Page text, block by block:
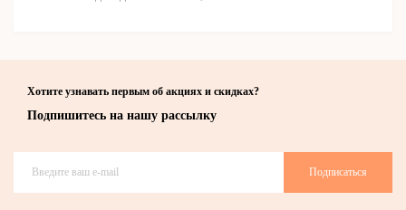
Хотите узнавать первым об акциях и скидках?
Подпишитесь на нашу рассылку
Подписаться